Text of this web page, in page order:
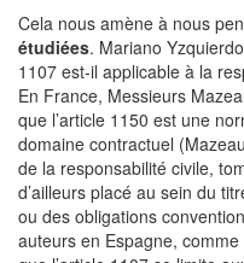
Cela nous amène à nous
étudiées. Mariano
1107 est-il applicable à la
En France, Messieurs
que l’article 1150 est une
domaine contractuel
de la responsabilité civile,
d’ailleurs placé au sein du
ou des obligations
auteurs en Espagne,